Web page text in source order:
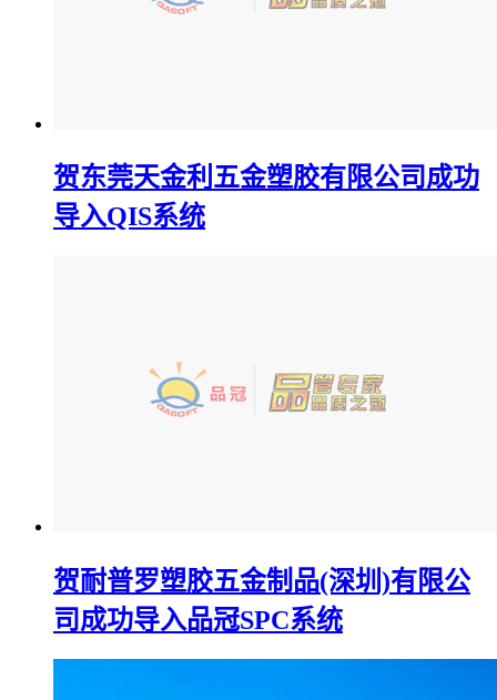
贺东莞天金利五金塑胶有限公司成功
导入QIS系统
贺耐普罗塑胶五金制品(深圳)有限公
司成功导入品冠SPC系统